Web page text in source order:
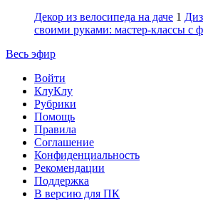
Декор из велосипеда на даче 1
своими руками: мастер-классы с
Весь эфир
Войти
КлуКлу
Рубрики
Помощь
Правила
Соглашение
Конфиденциальность
Рекомендации
Поддержка
В версию для ПК